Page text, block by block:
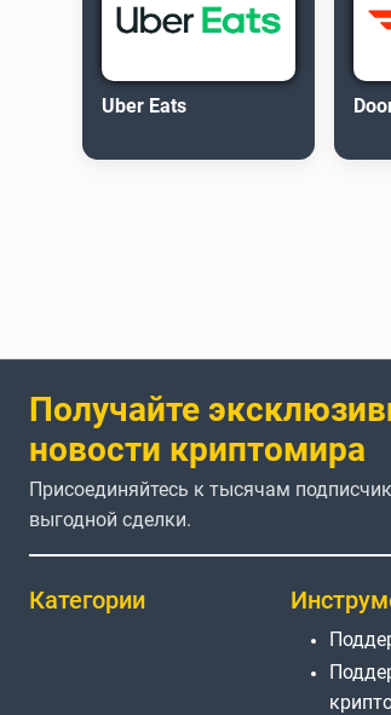
Uber Eats
Получайте
новости криптомира
Присоединяйтесь к тысячам
выгодной сделки.
Категории